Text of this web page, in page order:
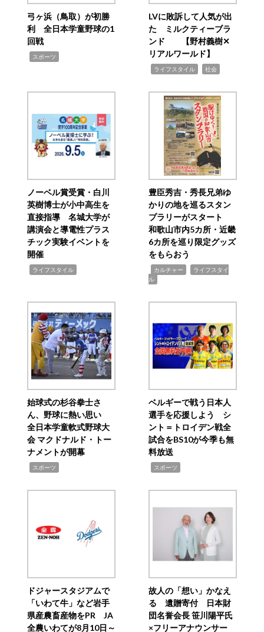
弓ヶ浜（鳥取）が初勝
利 全日本学童野球の1
回戦
スポーツ
LVに敗訴して人気が出
た ミルクティーブラ
ンド 【野村義樹✕
リアルワールド】
ライフスタイル 社会
ノーベル賞受賞・白川
英樹博士が小中高生を
直接指導 名城大学が
講演会と導電性プラス
チック実験イベントを
開催
ライフスタイル
豊臣秀吉・秀長兄弟ゆ
かりの地を巡るスタン
プラリーがスタート
和歌山市内5カ所・近畿
6カ所を巡り限定グッズ
をもらおう
カルチャー
ライフスタイ
ル
始球式の杉谷拳士さ
ん、野球に熱い思い
全日本学童軟式野球大
会 マクドナルド・トー
ナメントが開幕
スポーツ
ベルギーで戦う日本人
選手を応援しよう シ
ント＝トロイデン戦全
試合をBS10が今季も無
料放送
スポーツ
ドジャースタジアムで
「いわて牛」など岩手
県産農畜産物をPR JA
全農いわてが8月10日～
故人の「想い」かなえ
る 遺贈寄付 日本財
団名誉会長 笹川陽平氏
×フリーアナウンサー